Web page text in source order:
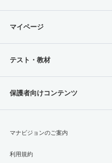
マイページ
テスト・教材
保護者向けコンテンツ
マナビジョンのご案内
利用規約